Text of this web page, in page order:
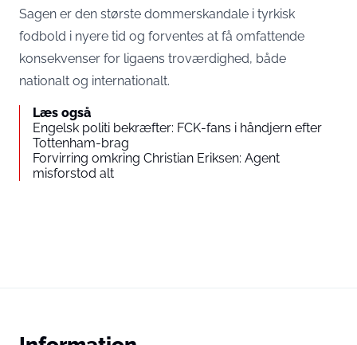
Sagen er den største dommerskandale i tyrkisk
fodbold i nyere tid og forventes at få omfattende
konsekvenser for ligaens troværdighed, både
nationalt og internationalt.
Læs også
Engelsk politi bekræfter: FCK-fans i håndjern efter
Tottenham-brag
Forvirring omkring Christian Eriksen: Agent
misforstod alt